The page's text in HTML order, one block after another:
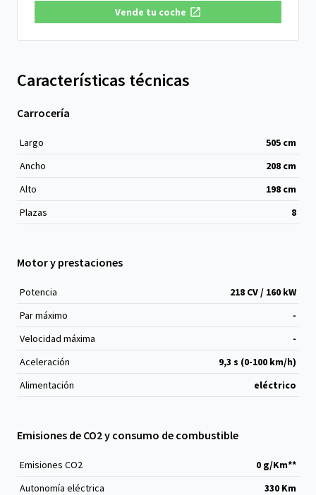
Vende tu coche
Características técnicas
Carrocería
Largo 505 cm
Ancho
208 cm
Alto
198 cm
Plazas
8
Motor y prestaciones
Potencia
218 CV / 160 kW
Par máximo
-
Velocidad máxima
-
Aceleración
9,3 s (0-100 km/h)
Alimentación
eléctrico
Emisiones de CO2 y consumo de combustible
Emisiones CO2
0 g/Km**
Autonomía eléctrica
330 Km